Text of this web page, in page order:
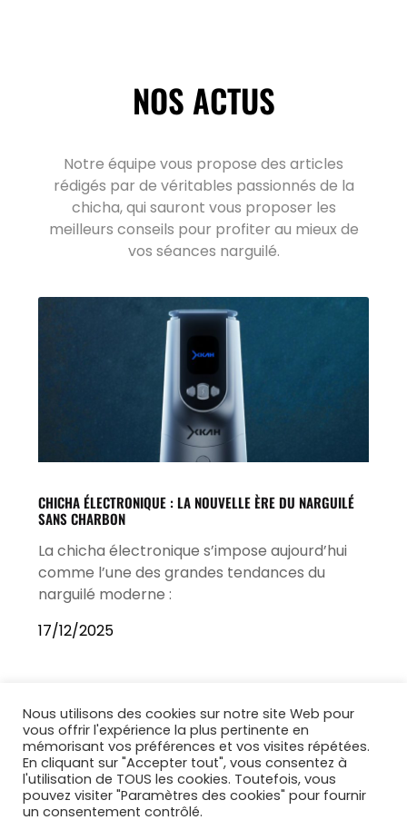
NOS ACTUS
Notre équipe vous propose des articles
rédigés par de véritables passionnés de la
chicha, qui sauront vous proposer les
meilleurs conseils pour profiter au mieux de
vos séances narguilé.
CHICHA ÉLECTRONIQUE : LA NOUVELLE ÈRE DU NARGUILÉ
SANS CHARBON
La chicha électronique s’impose aujourd’hui
comme l’une des grandes tendances du
narguilé moderne :
17/12/2025
Nous utilisons des cookies sur notre site Web pour
vous offrir l'expérience la plus pertinente en
mémorisant vos préférences et vos visites répétées.
En cliquant sur "Accepter tout", vous consentez à
l'utilisation de TOUS les cookies. Toutefois, vous
pouvez visiter "Paramètres des cookies" pour fournir
un consentement contrôlé.